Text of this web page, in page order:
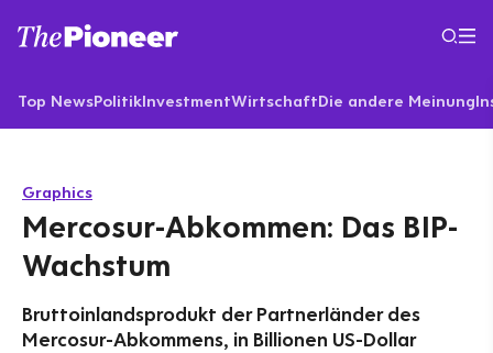
Top NewsPolitikInvestmentWirtschaftDie andere Meinung
Graphics
Mercosur-Abkommen: Das BIP-
Wachstum
Bruttoinlandsprodukt der Partnerländer des
Mercosur-Abkommens, in Billionen US-Dollar